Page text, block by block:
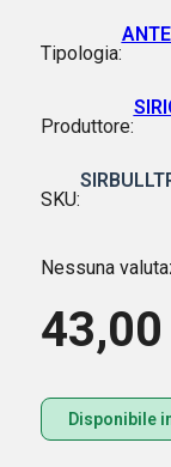
Tipologia:
Produttore:
SKU:
Nessuna
43,00
Disponibile